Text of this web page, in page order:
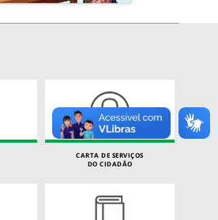
CARTA DE SERVIÇOS
DO CIDADÃO